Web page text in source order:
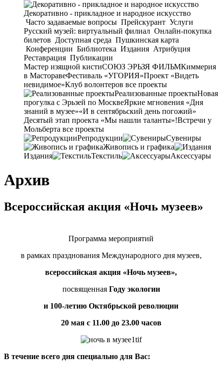
Декоративно - прикладное и народное искусство
Часто задаваемые вопросы Прейскурант Услуги
Русский музей: виртуальный филиал Онлайн-покупка
билетов Доступная среда Пушкинская карта
Конференции Библиотека Издания Атрибуция
Реставрация Публикации
Мастер изящной кистиСОЮЗ ЭРЬЗЯ ФИЛЬМКиммерия
в МасторавеФестиваль «УГОРИЯ»Проект «Видеть
невидимое»Клуб волонтеров все проекты
Реализованные проектыНовая
прогулка с Эрьзей по МосквеЯркие мгновения «Дня
знаний в музее»«И в сентябрьский день погожий»
Десятый этап проекта «Мы нашли таланты»!Встречи у
Мольберта все проекты
Репродукции
Сувениры
Живопись и графика
Издания
Текстиль Аксессуары
Архив
Всероссийская акция «Ночь музеев»
Программа мероприятий
в рамках празднования Международного дня музеев,
всероссийская акция «Ночь музеев»,
посвященная Году экологии
и 100-летию Октябрьской революции
20 мая с 11.00 до 23.00 часов
В течение всего дня специально для Вас: